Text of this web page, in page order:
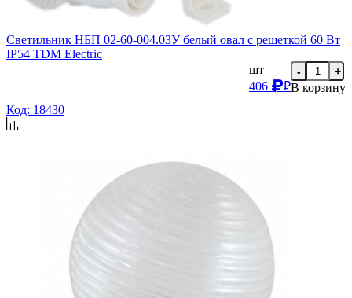
Светильник НБП 02-60-004.03У белый овал с решеткой 60 Вт
IP54 TDM Еlectric
шт
406
₽
- +
В корзину
Код: 18430